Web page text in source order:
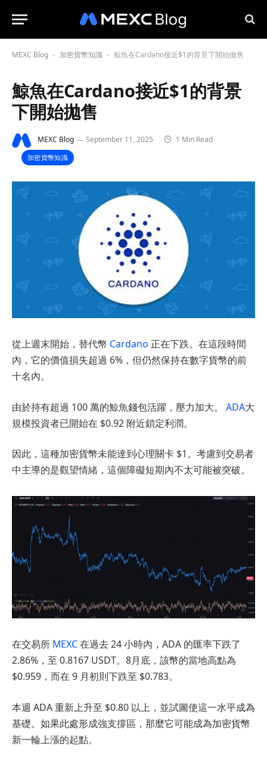
MEXC Blog - 加密貨幣知識 - 鯨魚在Cardano接近$1的背景下開始拋售
鯨魚在Cardano接近$1的背景
下開始拋售
MEXC Blog September 11, 2025 1 Min Read
加密貨幣知識
從上週末開始，替代幣 Cardano 正在下跌。在這段時間
內，它的價值損失超過 6%，但仍然保持在數字貨幣的前
十名內。
由於持有超過 100 萬的鯨魚錢包活躍，壓力加大。 ADA大
規模投資者已開始在 $0.92 附近鎖定利潤。
因此，這種加密貨幣未能達到心理關卡 $1。考慮到交易者
中主導的是觀望情緒，這個障礙短期內不太可能被突破。
在交易所 MEXC在過去 24 小時內，ADA 的匯率下跌了
2.86%，至 0.8167 USDT。8月底，該幣的當地高點為
$0.959，而在 9 月初則下跌至 $0.783。
本週 ADA 重新上升至 $0.80 以上，並試圖使這一水平成為
基礎。如果此處形成強支撐區，那麼它可能成為加密貨幣
新一輪上漲的起點。